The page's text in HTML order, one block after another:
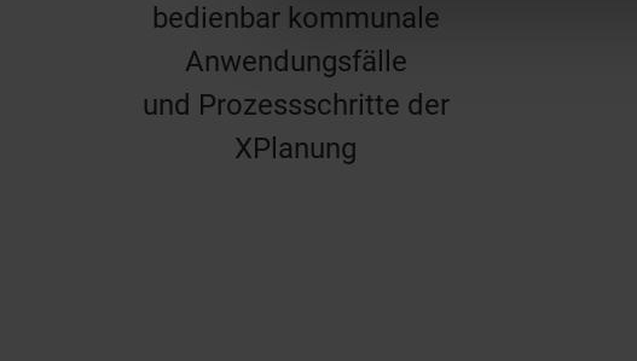
bedienbar kommunale
Anwendungsfälle
und Prozessschritte der
XPlanung